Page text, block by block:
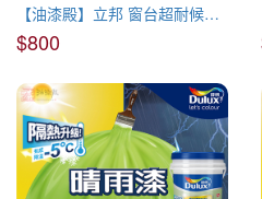
【油漆殿】立邦 窗台超耐候透明防水
$800